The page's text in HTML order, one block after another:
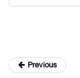
Previous